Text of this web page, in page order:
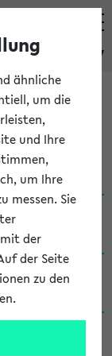
eKVV
/ B.A.
B.A.
/ B.A.
Ba
ähnliche
um die
und Ihre
um Ihre
messen. Sie
der
der Seite
zu den